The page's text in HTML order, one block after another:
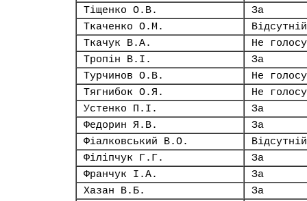
Тіщенко О.В.
За
Ткаченко О.М.
Відсутній
Ткачук В.А.
Не
Тропін В.І.
За
Турчинов О.В.
Не
Тягнибок О.Я.
Не
Устенко П.І.
За
Федорин Я.В.
За
Фіалковський В.О.
Відсутній
Філіпчук Г.Г.
За
Франчук І.А.
За
Хазан В.Б.
За